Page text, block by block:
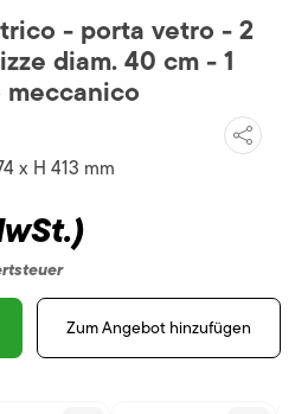
- porta vetro - 2
diam. 40 cm - 1
x H 413 mm
Zum Angebot hinzufügen